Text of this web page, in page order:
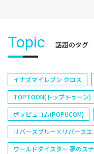
Topic 話題のタグ
イナズマイレブン クロス
TOPTOON(トップトゥーン)
ポッピュコム(POPUCOM)
リバースブルー×リバース
ワールドダイスター 夢のス